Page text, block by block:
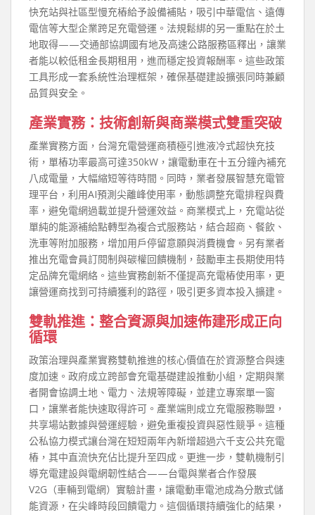
快充站與社區型慢充樁給予設備補貼，吸引中華電信、遠傳
電信等大型企業跨足充電營運。法規鬆綁的另一重點在於土
地取得——交通部協調國有地及高速公路服務區釋出，讓業
者能以較低租金長期租用，進而穩定投資報酬率。這些政策
工具形成一套系統性治理框架，確保基礎建設擴張同時兼顧
品質與安全。
產業實務：技術創新與商業模式雙重突破
產業實務方面，台灣充電營運商積極引進液冷式超快充技
術，單樁功率最高可達350kW，讓電動車在十五分鐘內補充
八成電量，大幅縮短等待時間。同時，業者發展智慧充電管
理平台，利用AI預測尖離峰使用率，動態調整充電排程與費
率，避免電網過載並提升營運效益。商業模式上，充電站從
單純的能源補給點轉型為複合式服務站，結合超商、餐飲、
洗車等附加服務，增加用戶停留意願與消費機會。另有業者
推出充電會員訂閱制與碳權回饋機制，鼓勵車主長期使用特
定品牌充電網絡。這些實務創新不僅提高充電樁使用率，更
讓營運商找到可持續獲利的路徑，吸引更多資本投入擴建。
雙軌推進：整合資源與加速佈建形成正向
循環
政策治理與產業實務雙軌推進的核心價值在於資源整合與速
度加速。政府成立跨部會充電基礎建設推動小組，定期與業
者開會協調土地、電力、法規等障礙，並建立專案單一窗
口，讓業者能快速取得許可。產業端則成立充電服務聯盟，
共享場站數據與營運經驗，避免重複投資與惡性競爭。這種
公私協力模式讓台灣在短短兩年內新增超過六千支公共充電
樁，其中直流快充佔比提升至四成。更進一步，雙軌機制引
導充電建設與電網韌性結合——台電與業者合作發展
V2G（車輛到電網）實驗計畫，讓電動車電池成為分散式儲
能資源，在尖峰時段回饋電力。這個循環持續強化的結果，